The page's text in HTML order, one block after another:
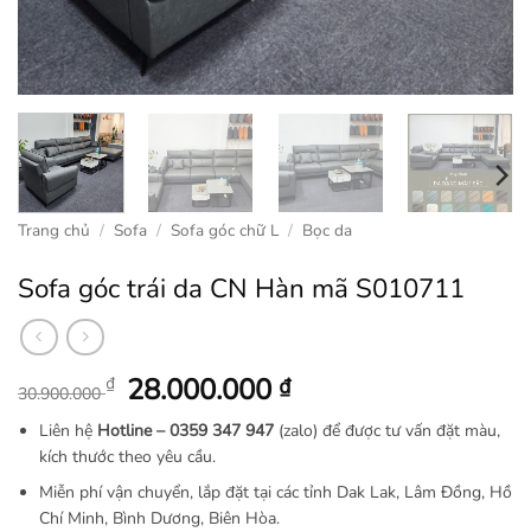
Trang chủ / Sofa / Sofa góc chữ L / Bọc da
Sofa góc trái da CN Hàn mã S010711
30.900.000₫ Giá
gốc
là:
30.900.000 ₫.
28.000.000 ₫Giá
hiện
tại
28.000.000 ₫.
Liên hệ Hotline – 0359 347 947 (zalo) để được tư vấn đặt màu,
kích thước theo yêu cầu.
Miễn phí vận chuyển, lắp đặt tại các tỉnh Dak Lak, Lâm Đồng, Hồ
Chí Minh, Bình Dương, Biên Hòa.